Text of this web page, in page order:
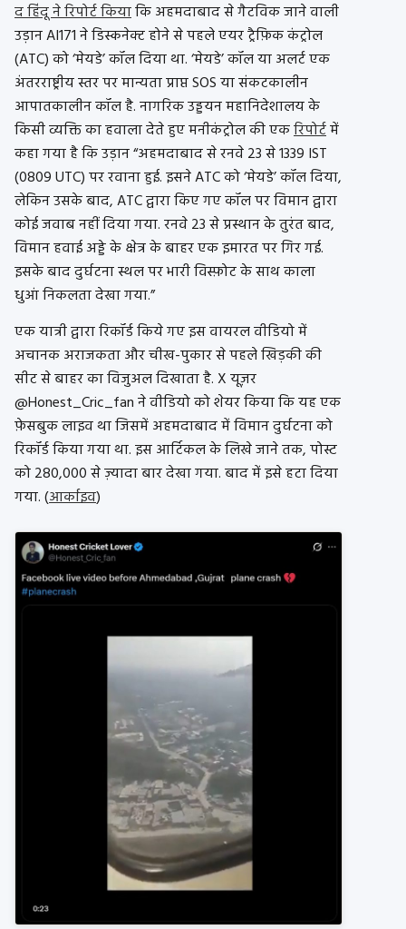
द हिंदू ने रिपोर्ट कियाकि अहमदाबाद से गैटविक जाने वाली
उड़ान AI171 ने डिस्कनेक्ट होने से पहले एयर ट्रैफ़िक कंट्रोल
(ATC) को ‘मेयडे’ कॉल दिया था. ‘मेयडे’ कॉल या अलर्ट एक
अंतरराष्ट्रीय स्तर पर मान्यता प्राप्त SOS या संकटकालीन
आपातकालीन कॉल है. नागरिक उड्डयन महानिदेशालय के
किसी व्यक्ति का हवाला देते हुए मनीकंट्रोल की एकरिपोर्टमें
कहा गया है कि उड़ान “अहमदाबाद से रनवे 23 से 1339 IST
(0809 UTC) पर रवाना हुई. इसने ATC को ‘मेयडे’ कॉल दिया,
लेकिन उसके बाद, ATC द्वारा किए गए कॉल पर विमान द्वारा
कोई जवाब नहीं दिया गया. रनवे 23 से प्रस्थान के तुरंत बाद,
विमान हवाई अड्डे के क्षेत्र के बाहर एक इमारत पर गिर गई.
इसके बाद दुर्घटना स्थल पर भारी विस्फ़ोट के साथ काला
धुआं निकलता देखा गया.”
एक यात्री द्वारा रिकॉर्ड किये गए इस वायरल वीडियो में
अचानक अराजकता और चीख-पुकार से पहले खिड़की की
सीट से बाहर का विजुअल दिखाता है. X यूज़र
@Honest_Cric_fan ने वीडियो को शेयर किया कि यह एक
फ़ेसबुक लाइव था जिसमें अहमदाबाद में विमान दुर्घटना को
रिकॉर्ड किया गया था. इस आर्टिकल के लिखे जाने तक, पोस्ट
को 280,000 से ज़्यादा बार देखा गया. बाद में इसे हटा दिया
गया. (आर्काइव)